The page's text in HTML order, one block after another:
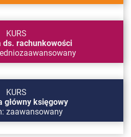
KURS
ds. rachunkowości
KURS
główny księgowy
zaawansowany